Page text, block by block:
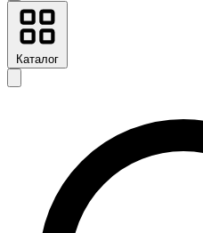
Каталог